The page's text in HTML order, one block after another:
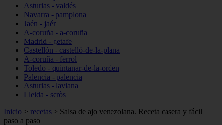
Asturias - valdés
Navarra - pamplona
Jaén - jaén
A-coruña - a-coruña
Madrid - getafe
Castellón - castelló-de-la-plana
A-coruña - ferrol
Toledo - quintanar-de-la-orden
Palencia - palencia
Asturias - laviana
Lleida - seròs
Inicio > recetas > Salsa de ajo venezolana. Receta casera y fácil
paso a paso